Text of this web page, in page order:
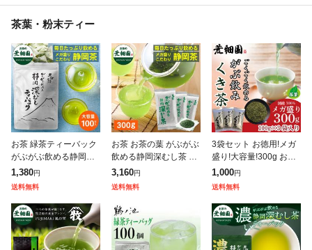
茶葉・粉末ティー
お茶 緑茶ティーバック
がぶがぶ飲める静岡深
むしティーパック 100
個入 総合ランキング1
位 送料無料 がぶ飲み
静岡茶 緑茶
1,380円
送料無料
お茶 お茶の葉 がぶがぶ
飲める静岡深むし茶 30
0g (100g入り×3袋) メ
ガ盛り 総合ランキング
1位 送料無料 がぶ飲み
3,160円
送料無料
3袋セット お徳用!メガ
盛り!大容量!300g お茶
緑茶 茎茶 くき 静岡茶
がぶ飲みくき茶 100g入
1,000円
送料無料